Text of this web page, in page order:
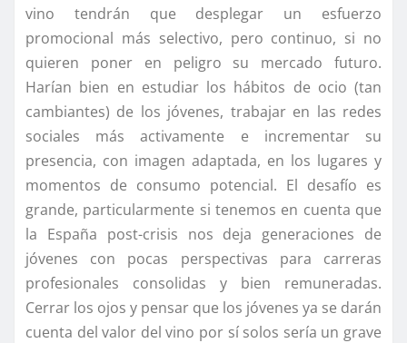
vino tendrán que desplegar un esfuerzo
promocional más selectivo, pero continuo, si no
quieren poner en peligro su mercado futuro.
Harían bien en estudiar los hábitos de ocio (tan
cambiantes) de los jóvenes, trabajar en las redes
sociales más activamente e incrementar su
presencia, con imagen adaptada, en los lugares y
momentos de consumo potencial. El desafío es
grande, particularmente si tenemos en cuenta que
la España post-crisis nos deja generaciones de
jóvenes con pocas perspectivas para carreras
profesionales consolidas y bien remuneradas.
Cerrar los ojos y pensar que los jóvenes ya se darán
cuenta del valor del vino por sí solos sería un grave